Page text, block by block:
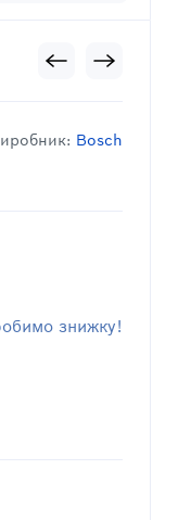
Bosch
знижку!